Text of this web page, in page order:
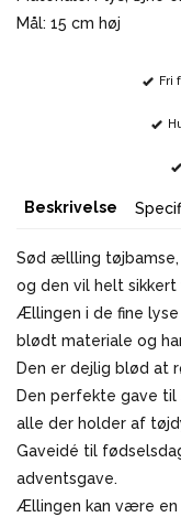
Mål: 15 cm høj
Fri
Beskrivelse
Sød ællling tøjbamse,
og den vil helt
Ællingen i de fine
blødt materiale og
Den er dejlig blød at
Den perfekte gave til
alle der holder af
Gaveidé til
adventsgave.
Ællingen kan være en